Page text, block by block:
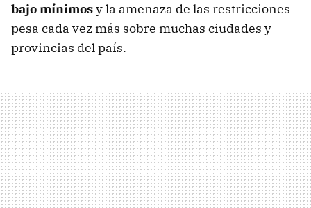
bajo mínimosy la amenaza de las restricciones
pesa cada vez más sobre muchas ciudades y
provincias del país.